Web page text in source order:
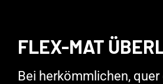
FLEX-MAT
Bei herkömmlichen,